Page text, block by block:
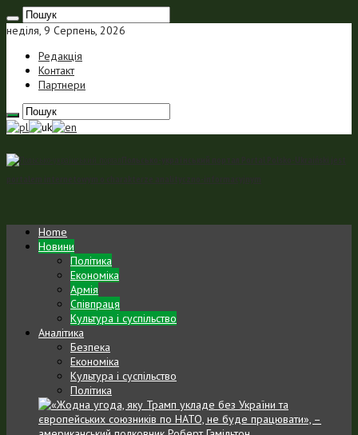
неділя, 9 Серпень, 2026
Редакція
Контакт
Партнери
Home
Новини
Політика
Економіка
Армія
Співпраця
Культура і суспільство
Аналітика
Безпека
Економіка
Культура і суспільство
Політика